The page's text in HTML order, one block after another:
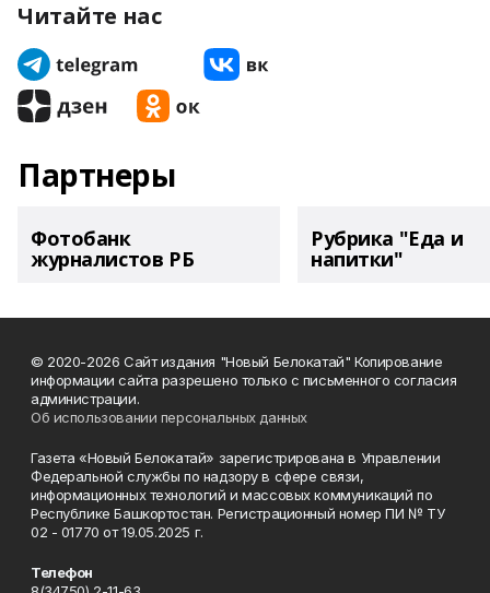
Читайте нас
Партнеры
Фотобанк
журналистов РБ
Рубрика "Еда и
напитки"
© 2020-2026 Сайт издания "Новый Белокатай" Копирование
информации сайта разрешено только с письменного согласия
администрации.
Об использовании персональных данных
Газета «Новый Белокатай» зарегистрирована в Управлении
Федеральной службы по надзору в сфере связи,
информационных технологий и массовых коммуникаций по
Республике Башкортостан. Регистрационный номер ПИ № ТУ
02 - 01770 от 19.05.2025 г.
Телефон